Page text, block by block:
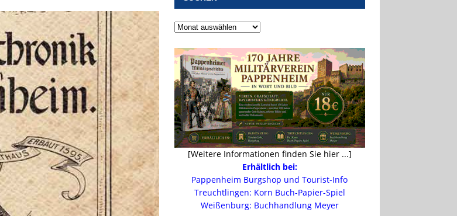
Pappenheimer Marsch für Hubert
mit Pop und Musicalklängen in
[Weitere Informationen finden Sie hier ...]
Erhältlich bei:
Pappenheim Burgshop und Tourist-Info
Treuchtlingen: Korn Buch-Papier-Spiel
Weißenburg: Buchhandlung Meyer